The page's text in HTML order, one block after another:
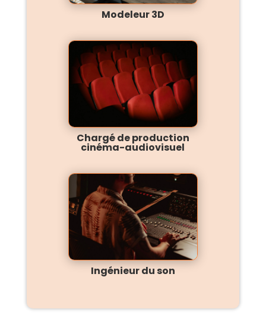
Modeleur 3D
Chargé de production
cinéma-audiovisuel
Ingénieur du son